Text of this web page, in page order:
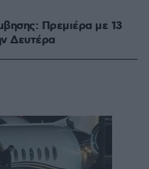
Πρεμιέρα με 13
Δευτέρα